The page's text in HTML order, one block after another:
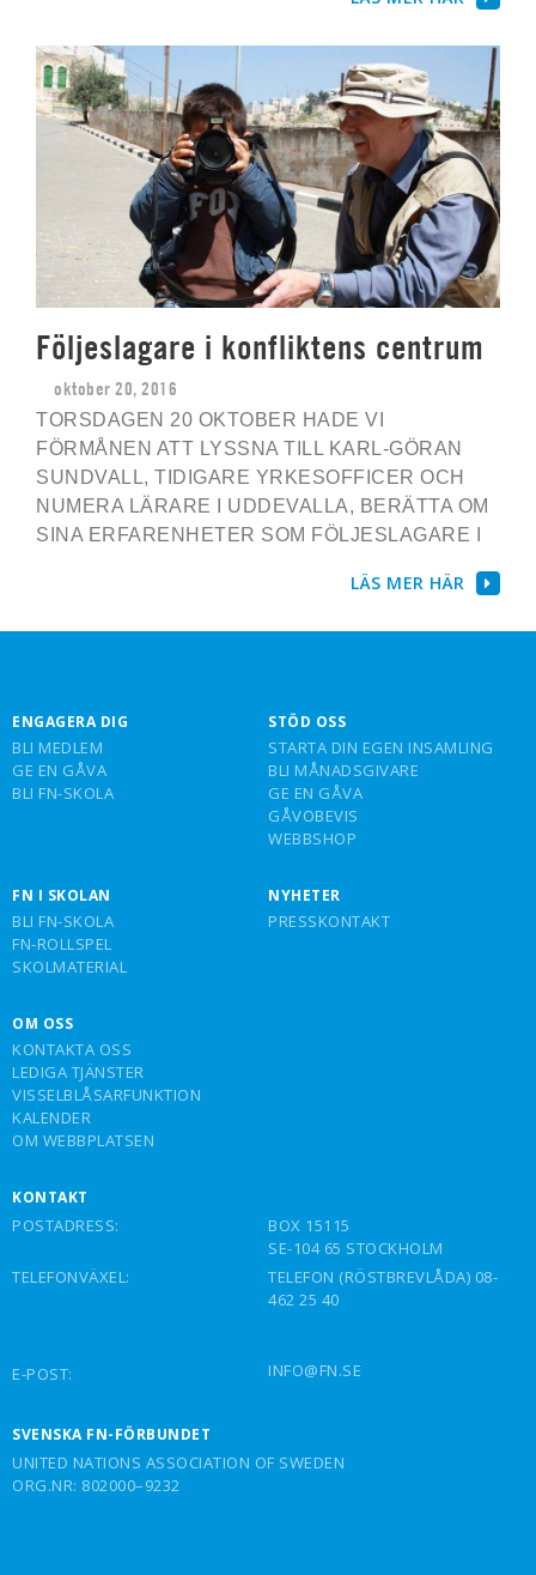
Följeslagare i konfliktens centrum
oktober 20, 2016
TORSDAGEN 20 OKTOBER HADE VI
FÖRMÅNEN ATT LYSSNA TILL KARL-GÖRAN
SUNDVALL, TIDIGARE YRKESOFFICER OCH
NUMERA LÄRARE I UDDEVALLA, BERÄTTA OM
SINA ERFARENHETER SOM FÖLJESLAGARE I
LÄS MER HÄR
ENGAGERA DIG
BLI MEDLEM
GE EN GÅVA
BLI FN-SKOLA
STÖD OSS
STARTA DIN EGEN INSAMLING
BLI MÅNADSGIVARE
GE EN GÅVA
GÅVOBEVIS
WEBBSHOP
FN I SKOLAN
BLI FN-SKOLA
FN-ROLLSPEL
SKOLMATERIAL
NYHETER
PRESSKONTAKT
OM OSS
KONTAKTA OSS
LEDIGA TJÄNSTER
VISSELBLÅSARFUNKTION
KALENDER
OM WEBBPLATSEN
KONTAKT
POSTADRESS:
BOX 15115
SE-104 65 STOCKHOLM
TELEFONVÄXEL:
TELEFON (RÖSTBREVLÅDA) 08-
462 25 40
E-POST: INFO@FN.SE
SVENSKA FN-FÖRBUNDET
UNITED NATIONS ASSOCIATION OF SWEDEN
ORG.NR: 802000–9232